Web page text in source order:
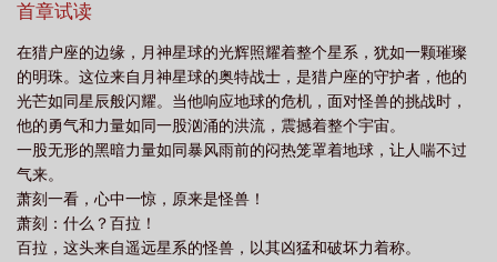
介 猎户 座
ζ 猎户座1
首章试读
在猎户座的边缘，月神星球的光辉照耀着整个星系，犹如一颗璀璨
的明珠。这位来自月神星球的奥特战士，是猎户座的守护者，他的
光芒如同星辰般闪耀。当他响应地球的危机，面对怪兽的挑战时，
他的勇气和力量如同一股汹涌的洪流，震撼着整个宇宙。
一股无形的黑暗力量如同暴风雨前的闷热笼罩着地球，让人喘不过
气来。
萧刻一看，心中一惊，原来是怪兽！
萧刻：什么？百拉！
百拉，这头来自遥远星系的怪兽，以其凶猛和破坏力着称。